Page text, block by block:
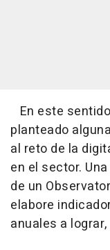
En este
planteado
al reto de la
en el sector.
de un
elabore
anuales a